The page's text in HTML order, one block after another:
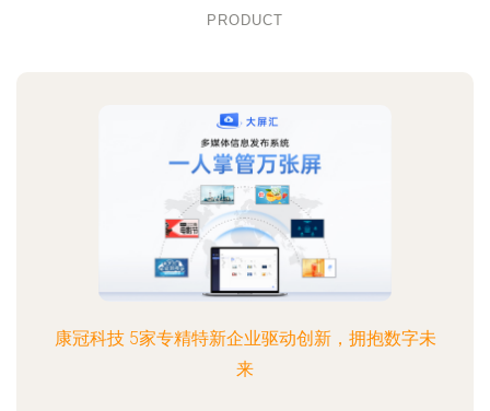
PRODUCT
康冠科技 5家专精特新企业驱动创新，拥抱数字未
来